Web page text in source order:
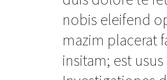
nobis eleifend
mazim placerat
insitam; est